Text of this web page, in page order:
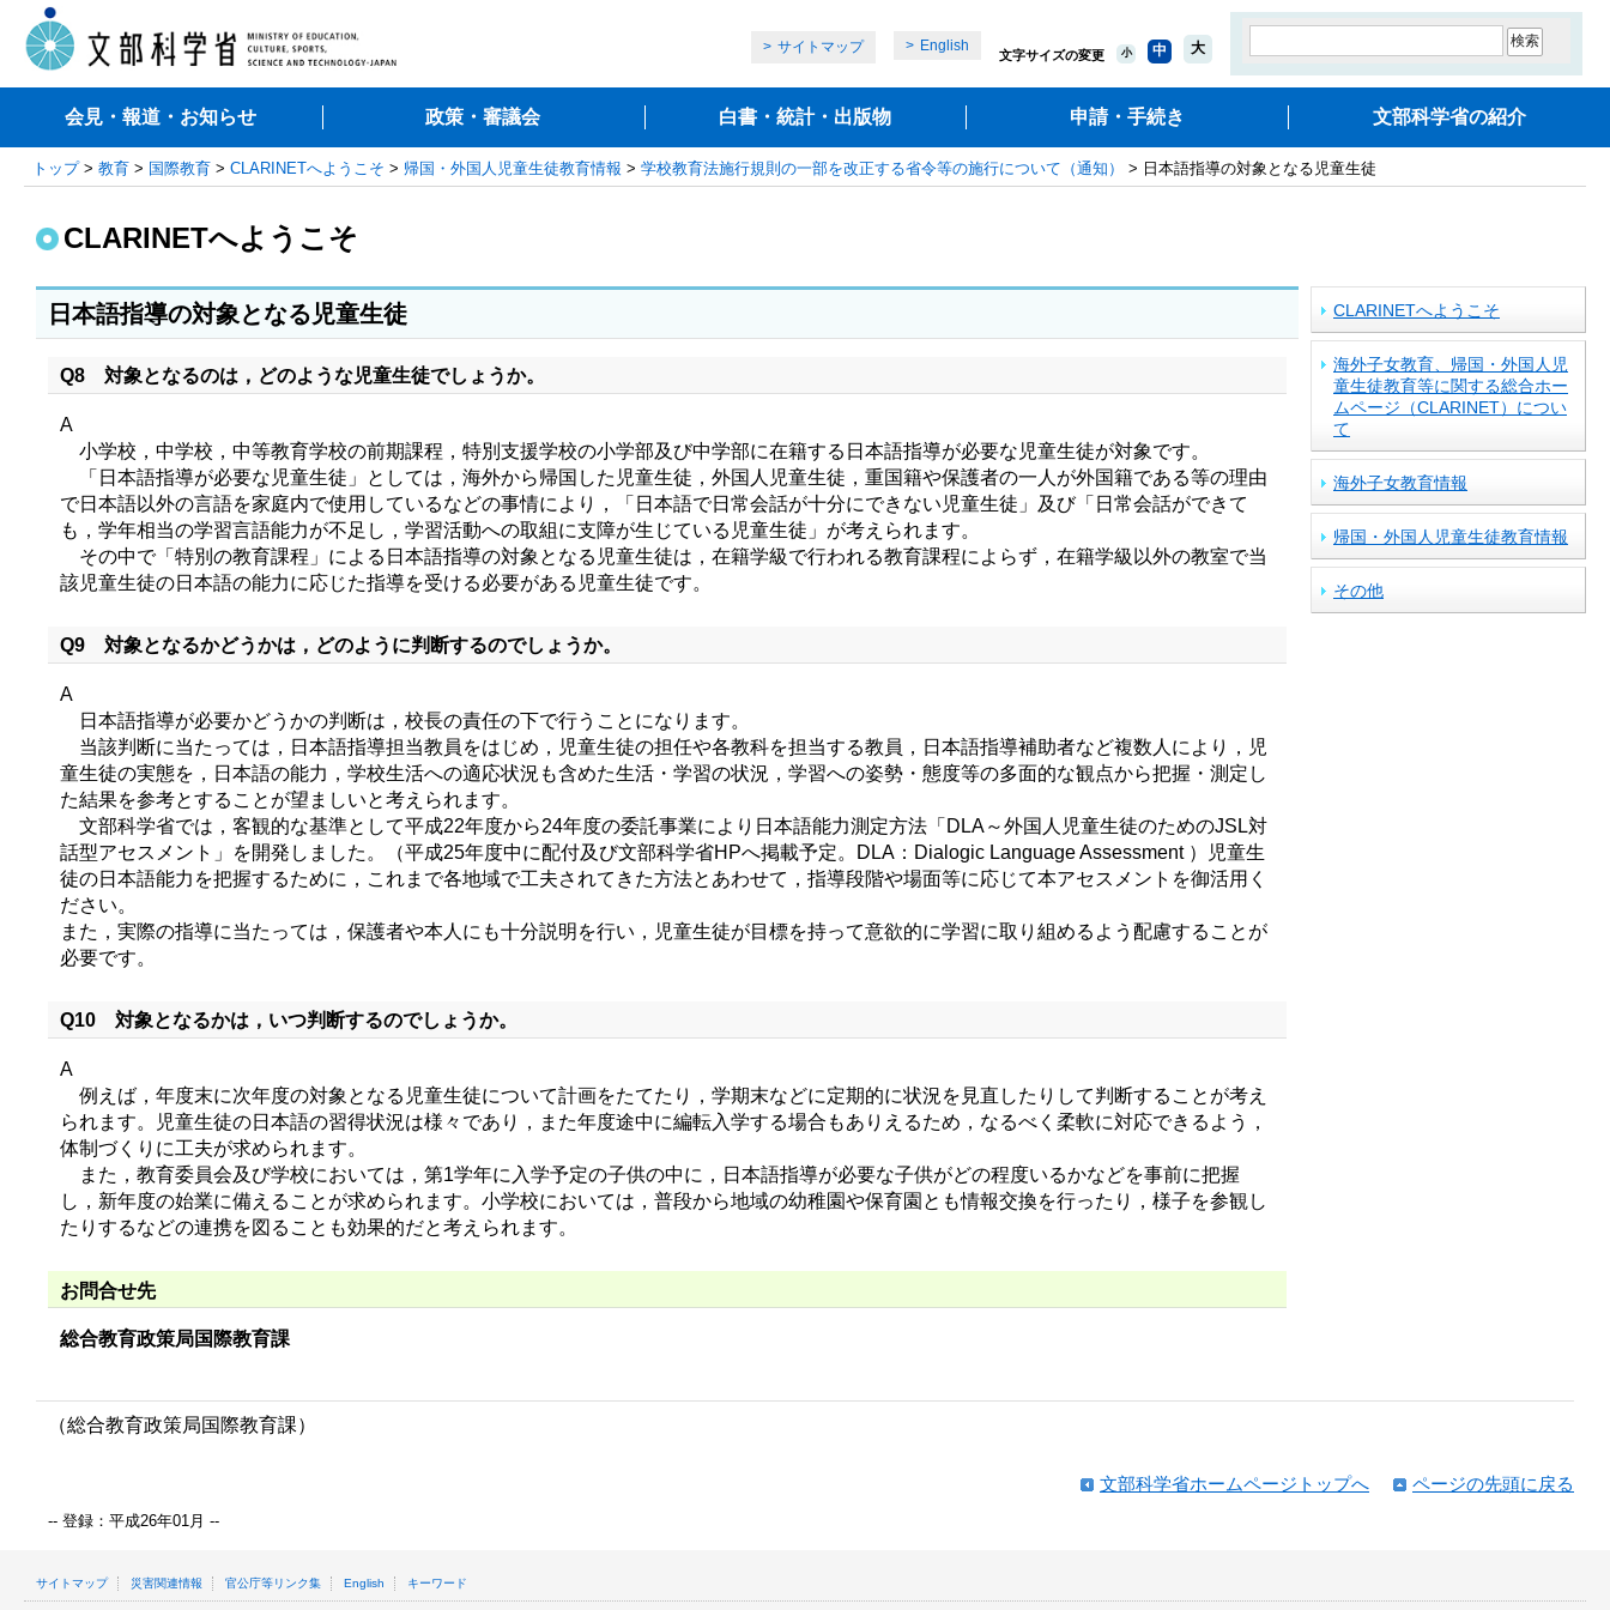
サイトマップ English
文字サイズの変更 小 中 大
会見・報道・お知らせ 政策・審議会 白書・統計・出版物 申請・手続き 文部科学省の紹介
トップ> 教育 > 国際教育 > CLARINETへようこそ > 帰国・外国人児童生徒教育情報 > 学校教育法施行規則の一部を改正する省令等の施行について（通知） > 日本語指導の対象となる児童生徒
CLARINETへようこそ
日本語指導の対象となる児童生徒
Q8 対象となるのは，どのような児童生徒でしょうか。
A
小学校，中学校，中等教育学校の前期課程，特別支援学校の小学部及び中学部に在籍する日本語指導が必要な児童生徒が対象です。
「日本語指導が必要な児童生徒」としては，海外から帰国した児童生徒，外国人児童生徒，重国籍や保護者の一人が外国籍である等の理由
で日本語以外の言語を家庭内で使用しているなどの事情により，「日本語で日常会話が十分にできない児童生徒」及び「日常会話ができて
も，学年相当の学習言語能力が不足し，学習活動への取組に支障が生じている児童生徒」が考えられます。
その中で「特別の教育課程」による日本語指導の対象となる児童生徒は，在籍学級で行われる教育課程によらず，在籍学級以外の教室で当
該児童生徒の日本語の能力に応じた指導を受ける必要がある児童生徒です。
Q9 対象となるかどうかは，どのように判断するのでしょうか。
A
日本語指導が必要かどうかの判断は，校長の責任の下で行うことになります。
当該判断に当たっては，日本語指導担当教員をはじめ，児童生徒の担任や各教科を担当する教員，日本語指導補助者など複数人により，児
童生徒の実態を，日本語の能力，学校生活への適応状況も含めた生活・学習の状況，学習への姿勢・態度等の多面的な観点から把握・測定し
た結果を参考とすることが望ましいと考えられます。
文部科学省では，客観的な基準として平成22年度から24年度の委託事業により日本語能力測定方法「DLA～外国人児童生徒のためのJSL対
話型アセスメント」を開発しました。（平成25年度中に配付及び文部科学省HPへ掲載予定。DLA：Dialogic Language Assessment ）児童生
徒の日本語能力を把握するために，これまで各地域で工夫されてきた方法とあわせて，指導段階や場面等に応じて本アセスメントを御活用く
ださい。
また，実際の指導に当たっては，保護者や本人にも十分説明を行い，児童生徒が目標を持って意欲的に学習に取り組めるよう配慮することが
必要です。
Q10 対象となるかは，いつ判断するのでしょうか。
A
例えば，年度末に次年度の対象となる児童生徒について計画をたてたり，学期末などに定期的に状況を見直したりして判断することが考え
られます。児童生徒の日本語の習得状況は様々であり，また年度途中に編転入学する場合もありえるため，なるべく柔軟に対応できるよう，
体制づくりに工夫が求められます。
また，教育委員会及び学校においては，第1学年に入学予定の子供の中に，日本語指導が必要な子供がどの程度いるかなどを事前に把握
し，新年度の始業に備えることが求められます。小学校においては，普段から地域の幼稚園や保育園とも情報交換を行ったり，様子を参観し
たりするなどの連携を図ることも効果的だと考えられます。
お問合せ先
総合教育政策局国際教育課
CLARINETへようこそ
海外子女教育、帰国・外国人児
童生徒教育等に関する総合ホー
ムページ（CLARINET）につい
て
海外子女教育情報
帰国・外国人児童生徒教育情報
その他
（総合教育政策局国際教育課）
ページの先頭に戻る
文部科学省ホームページトップへ
-- 登録：平成26年01月 --
サイトマップ 災害関連情報 官公庁等リンク集 English キーワード